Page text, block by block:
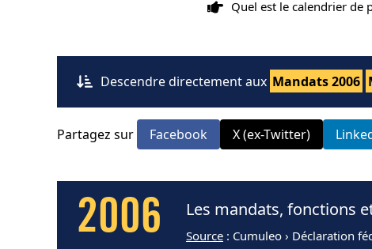
Quel est le calendrier de
Descendre directement aux Mandats 2006
Partagez sur Facebook X (ex-Twitter)
2006 Les mandats, fonctions
Source : Cumuleo › Déclaration